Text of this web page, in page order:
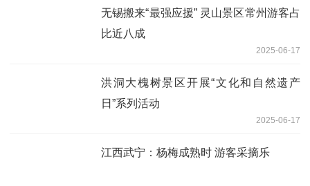
无锡搬来“最强应援” 灵山景区常州游客占
比近八成
2025-06-17
洪洞大槐树景区开展“文化和自然遗产
日”系列活动
2025-06-17
江西武宁：杨梅成熟时 游客采摘乐